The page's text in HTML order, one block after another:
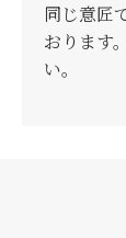
同じ意匠
おります
い。